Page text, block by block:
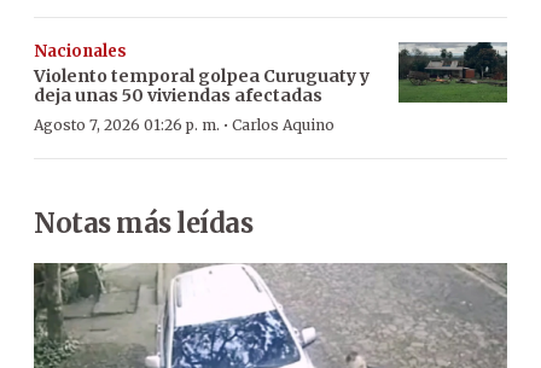
Nacionales
Violento temporal golpea Curuguaty y
deja unas 50 viviendas afectadas
Agosto 7, 2026 01:26 p. m. · Carlos Aquino
Notas más leídas